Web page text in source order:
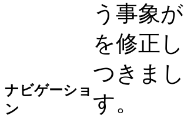
ナビゲーショ
ン
う事象
を修正
つきま
す。